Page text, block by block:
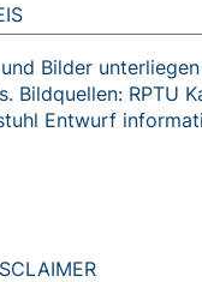
Bilder
Bild­quellen: RPTU
Entwurf